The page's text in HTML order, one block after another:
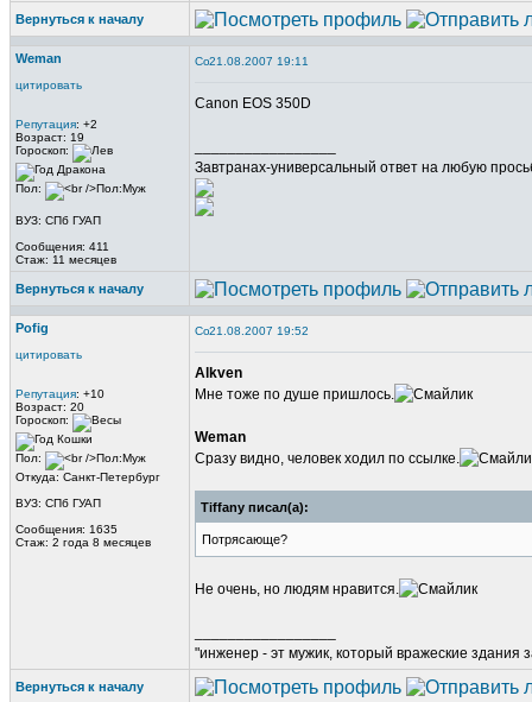
Вернуться к началу
Weman
цитировать
Репутация: +2
Возраст: 19
Гороскоп:
Пол:
ВУЗ: СПб ГУАП
Сообщения: 411
Стаж: 11 месяцев
21.08.2007 19:11
Canon EOS 350D
Завтранах-универсальный ответ на любую
Вернуться к началу
Pofig
цитировать
Репутация: +10
Возраст: 20
Гороскоп:
Пол:
Откуда: Санкт-Петербург
ВУЗ: СПб ГУАП
Сообщения: 1635
Стаж: 2 года 8 месяцев
21.08.2007 19:52
Alkven
Мне тоже по душе пришлось.
Weman
Сразу видно, человек ходил по ссылке.
Tiffany писал(а):
Потрясающе?
Не очень, но людям нравится.
"инженер - эт мужик, который вражеские здания
Вернуться к началу